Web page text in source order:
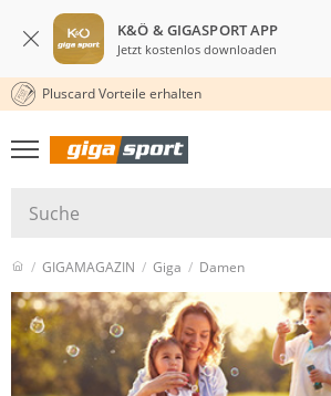
K&Ö & GIGASPORT APP
Jetzt kostenlos downloaden
30 TAGE RÜCKGABERECHT
Pluscard Vorteile erhalten
GIGASTYLE
FAHRRAD­
GIGAMAGAZIN Giga Damen